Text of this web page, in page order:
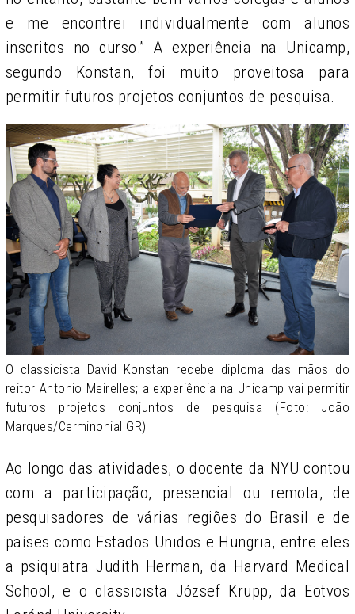
e me encontrei individualmente com alunos
inscritos no curso.” A experiência na Unicamp,
segundo Konstan, foi muito proveitosa para
permitir futuros projetos conjuntos de pesquisa.
O classicista David Konstan recebe diploma das mãos do
reitor Antonio Meirelles; a experiência na Unicamp vai permitir
futuros projetos conjuntos de pesquisa (Foto: João
Marques/Cerminonial GR)
Ao longo das atividades, o docente da NYU contou
com a participação, presencial ou remota, de
pesquisadores de várias regiões do Brasil e de
países como Estados Unidos e Hungria, entre eles
a psiquiatra Judith Herman, da Harvard Medical
School, e o classicista József Krupp, da Eötvös